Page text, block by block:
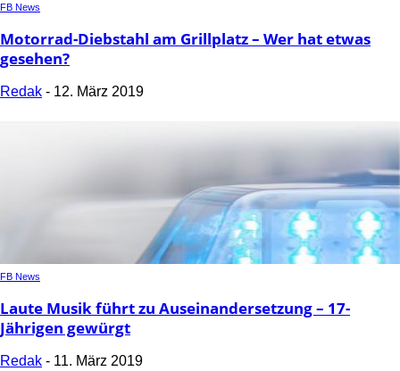
FB News
Motorrad-Diebstahl am Grillplatz – Wer hat etwas
gesehen?
Redak - 12. März 2019
FB News
Laute Musik führt zu Auseinandersetzung – 17-
Jährigen gewürgt
Redak - 11. März 2019